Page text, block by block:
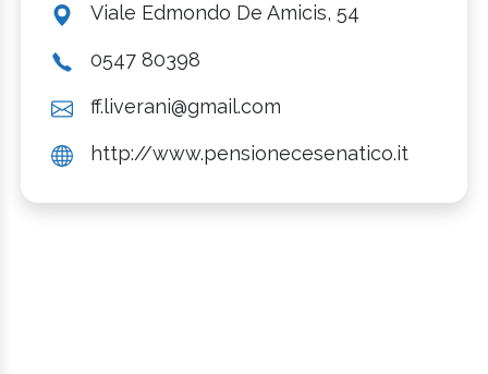
Viale Edmondo De Amicis, 54
0547 80398
ff.liverani@gmail.com
http://www.pensionecesenatico.it